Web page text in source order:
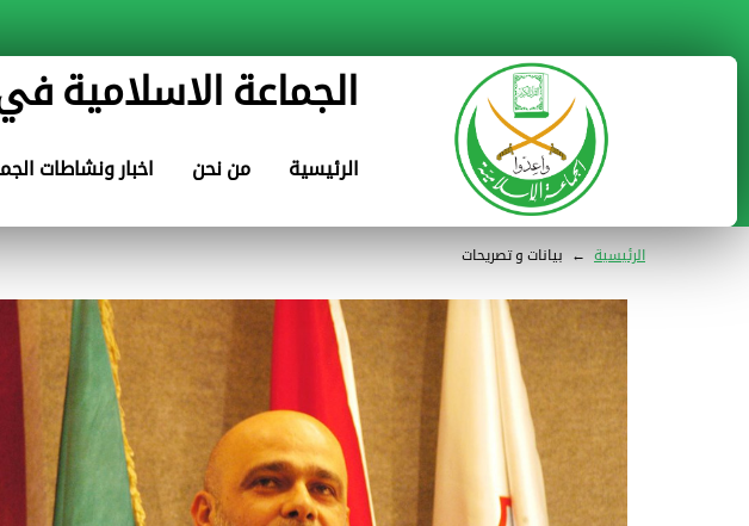
الجماعة الاسلامية
اخبار ونشاطات من نحن الرئيسية
الرئيسية ← بيانات و تصريحات